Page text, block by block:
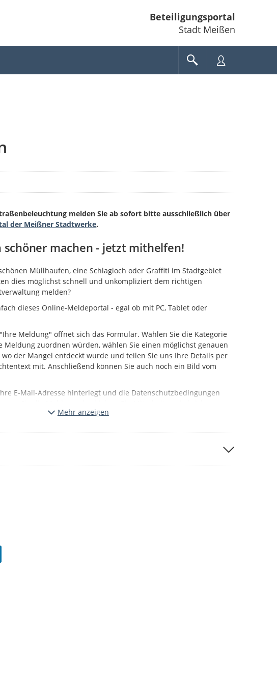
Beteiligungsportal
Stadt Meißen
melden Sie ab sofort bitte ausschließlich über
der Meißner Stadtwerke.
schöner machen - jetzt mithelfen!
Müllhaufen, eine Schlagloch oder Graffiti im Stadtgebiet
dies möglichst schnell und unkompliziert dem richtigen
melden?
dieses Online-Meldeportal - egal ob mit PC, Tablet oder
Meldung" öffnet sich das Formular. Wählen Sie die Kategorie
Meldung zuordnen würden, wählen Sie einen möglichst genauen
wo der Mangel entdeckt wurde und teilen Sie uns Ihre Details per
mit. Anschließend können Sie auch noch ein Bild vom
E-Mail-Adresse hinterlegt und die Datenschutzbedingungen
Bearbeitung Ihrer Meldung annehmen.
beleidigende, nicht der Sache dienende Meldungen zu schließen.
Mehr anzeigen